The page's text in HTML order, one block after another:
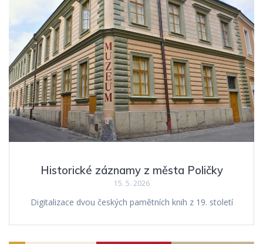
Historické záznamy z města Poličky
15. 5. 2026
Digitalizace dvou českých pamětních knih z 19. století